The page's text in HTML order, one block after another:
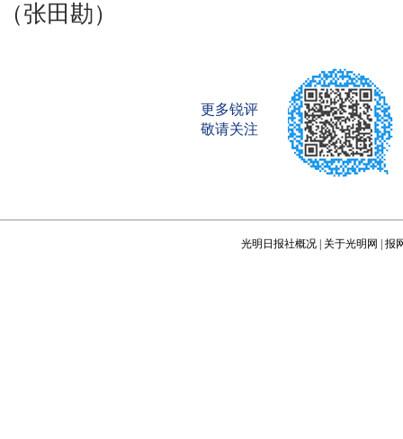
（张田勘）
更多锐评
敬请关注
光明日报社概况 关于光明网 报